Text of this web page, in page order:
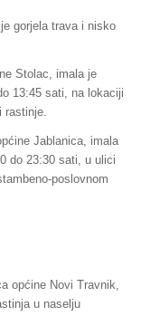
gorjela trava i nisko
Stolac, imala je
13:45 sati, na lokaciji
Jablanica, imala
do 23:30 sati, u ulici
poslovnom
općine Novi Travnik,
u naselju